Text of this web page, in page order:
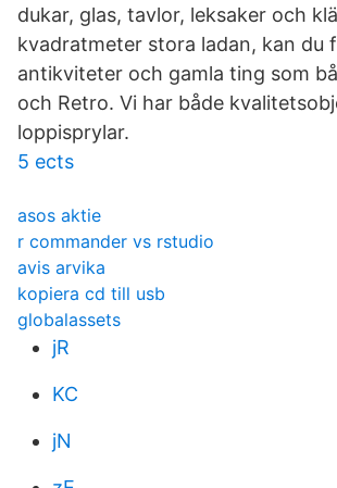
dukar, glas, tavlor, leksaker och
kvadratmeter stora ladan, kan du
antikviteter och gamla ting som
och Retro. Vi har både
loppisprylar.
5 ects
asos aktie
r commander vs rstudio
avis arvika
kopiera cd till usb
globalassets
jR
KC
jN